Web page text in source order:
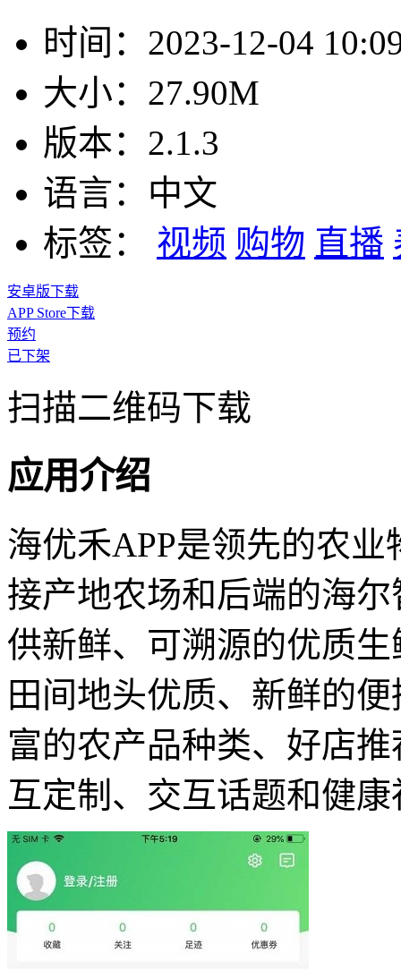
时间： 2023-12-04
大小： 27.90M
版本： 2.1.3
语言： 中文
标签：
视频 购物 直播
安卓版下载
APP Store下载
预约
已下架
扫描二维码下载
应用介绍
海优禾APP是领先的农
接产地农场和后端的海
供新鲜、可溯源的优质
田间地头优质、新鲜的
富的农产品种类、好店
互定制、交互话题和健